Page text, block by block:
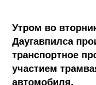
Утром во
Даугавпилса
транспортное
участием
автомобиля.